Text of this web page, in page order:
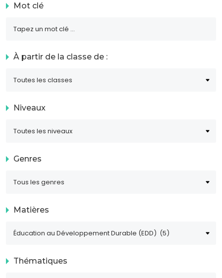
Mot clé
À partir de la classe de :
Niveaux
Genres
Matières
Thématiques